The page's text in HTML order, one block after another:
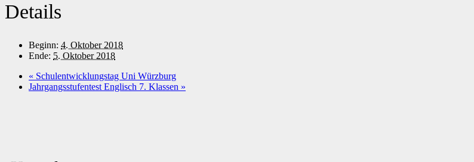
Details
Beginn: 4. Oktober 2018
Ende: 5. Oktober 2018
« Schulentwicklungstag Uni Würzburg
Jahrgangsstufentest Englisch 7. Klassen »